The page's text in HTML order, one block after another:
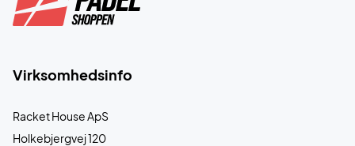
Virksomhedsinfo
Racket House ApS
Holkebjergvej 120